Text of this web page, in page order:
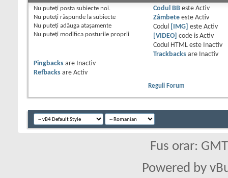
Nu puteţi posta subiecte noi.
Nu puteţi răspunde la subiecte
Nu puteţi adăuga ataşamente
Nu puteţi modifica posturile proprii
Codul BBeste Activ
Zâmbeteeste Activ
Codul
[IMG] este Activ
[VIDEO]
code is Activ
Codul HTML este
Inactiv
Trackbacksare
Inactiv
Pingbacks are
Inactiv
Refbacks are Activ
Reguli Forum
Fus orar:
Powered by